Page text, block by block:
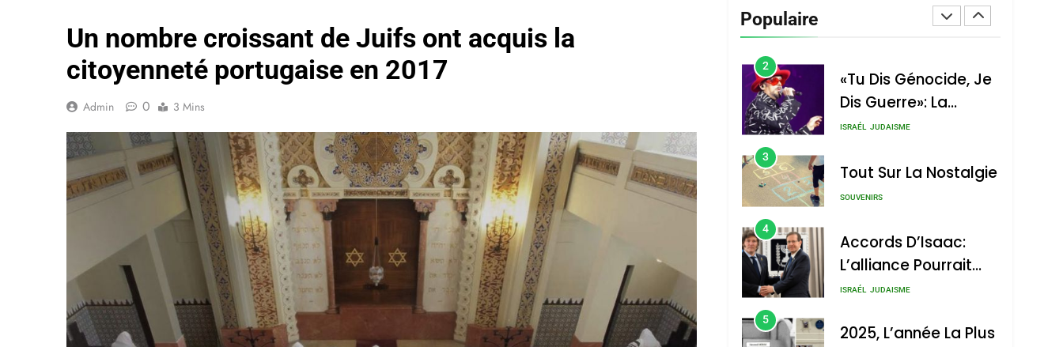
Un nombre croissant de Juifs ont acquis la
citoyenneté portugaise en 2017
Admin 0 3 Mins
Populaire
Dis Guerre»: La
3
Tout Sur La Nostalgie
SOUVENIRS
L’alliance Pourrait
S’étendre À 13 Pays
ISRAÉL JUDAISME
5
2025, L’année La Plus
Meurtrière Selon Le
Rapport D’ADL
L’antisémitisme
FRANCE ISRAÉL
6
FIÈRE, DIGNE ET